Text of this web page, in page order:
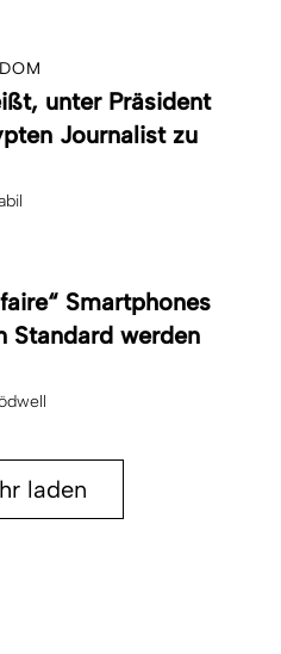
unter Präsident
Journalist zu
Smartphones
Standard werden
laden